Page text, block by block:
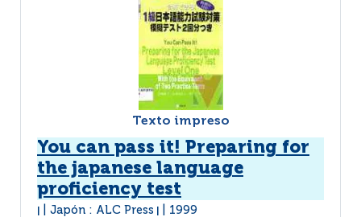
Texto impreso
You can pass it! Preparing for
the japanese language
proficiency test
Japón : ALC Press 1999